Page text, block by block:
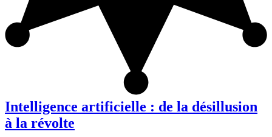
Intelligence artificielle : de la désillusion
à la révolte